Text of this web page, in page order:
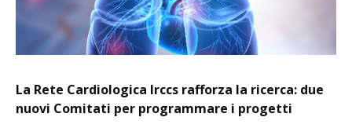
La Rete Cardiologica Irccs rafforza la ricerca: due
nuovi Comitati per programmare i progetti